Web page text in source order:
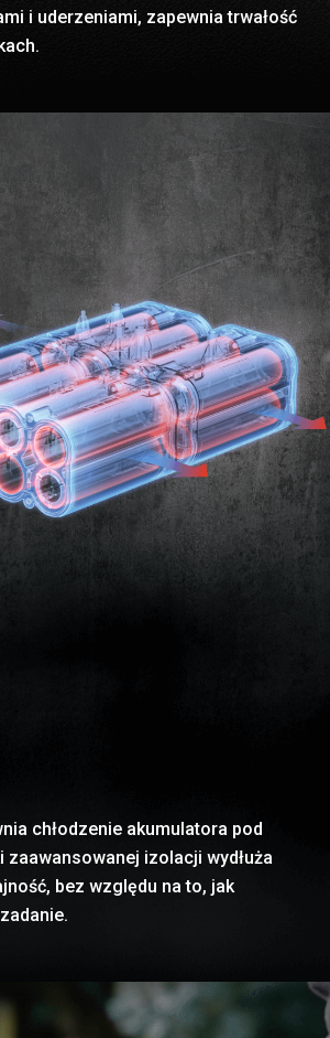
i uderzeniami, zapewnia trwałość
chłodzenie akumulatora pod
zaawansowanej izolacji wydłuża
bez względu na to, jak